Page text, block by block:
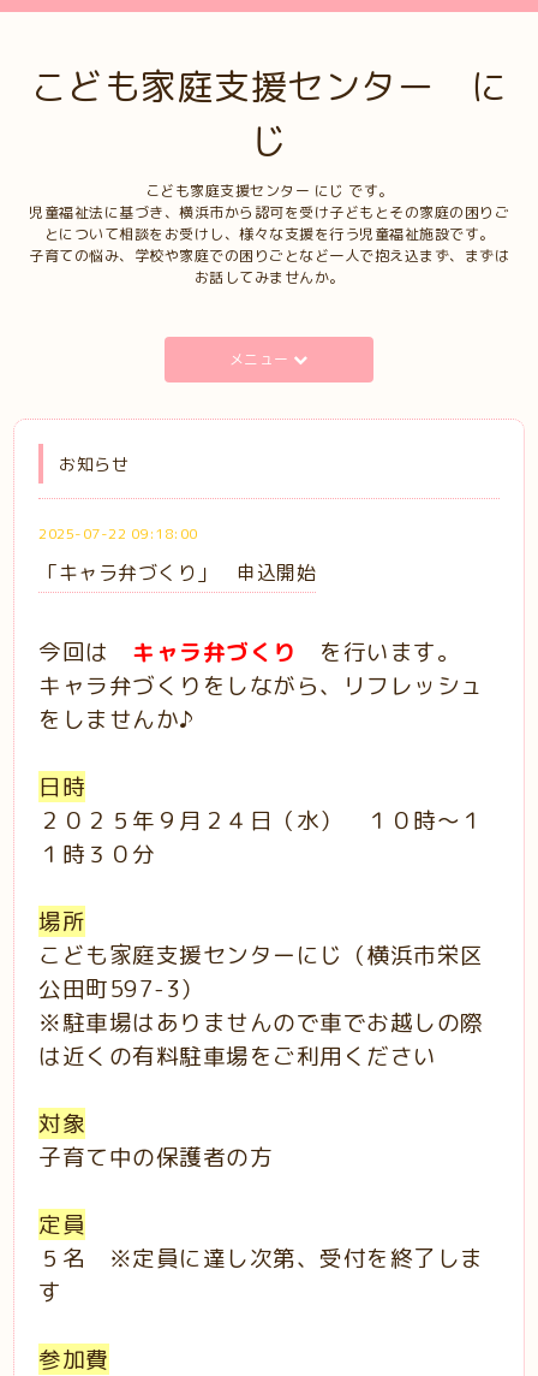
こども家庭支援センター に
じ
こども家庭支援センター にじ です。
児童福祉法に基づき、横浜市から認可を受け子どもとその家庭の困りご
とについて相談をお受けし、様々な支援を行う児童福祉施設です。
子育ての悩み、学校や家庭での困りごとなど一人で抱え込まず、まずは
お話してみませんか。
メニュー
お知らせ
2025-07-22 09:18:00
「キャラ弁づくり」 申込開始
今回は キャラ弁づくり
を行います。
キャラ弁づくりをしながら、リフレッシュ
をしませんか♪
日時
２０２５年９月２４日（水） １０時～１
１時３０分
場所
こども家庭支援センターにじ（横浜市栄区
公田町597-3）
※駐車場はありませんので車でお越しの際
は近くの有料駐車場をご利用ください
対象
子育て中の保護者の方
定員
５名 ※定員に達し次第、受付を終了しま
す
参加費